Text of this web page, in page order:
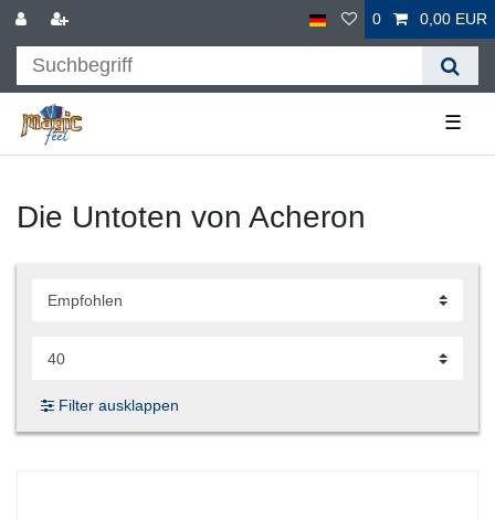
0 0,00 EUR
☰
Die Untoten von Acheron
Filter ausklappen